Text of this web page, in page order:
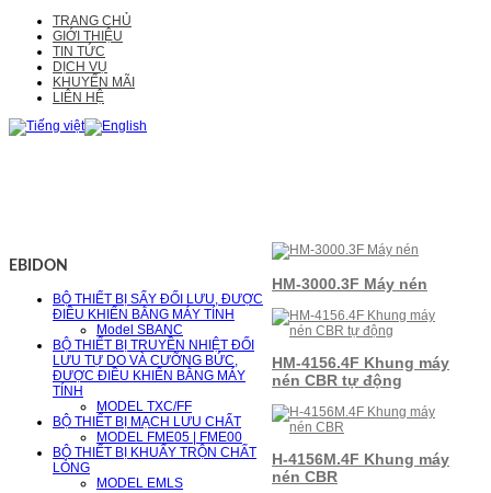
TRANG CHỦ
GIỚI THIỆU
TIN TỨC
DỊCH VỤ
KHUYẾN MÃI
LIÊN HỆ
EBIDON
BỘ THIẾT BỊ SẤY ĐỐI LƯU, ĐƯỢC
ĐIỀU KHIỂN BẰNG MÁY TÍNH
Model SBANC
BỘ THIẾT BỊ TRUYỀN NHIỆT ĐỐI
LƯU TỰ DO VÀ CƯỠNG BỨC,
ĐƯỢC ĐIỀU KHIỂN BẰNG MÁY
TÍNH
MODEL TXC/FF
BỘ THIẾT BỊ MẠCH LƯU CHẤT
MODEL FME05 | FME00
BỘ THIẾT BỊ KHUẤY TRỘN CHẤT
LỎNG
MODEL EMLS
HM-3000.3F Máy nén
HM-4156.4F Khung máy
nén CBR tự động
H-4156M.4F Khung máy
nén CBR